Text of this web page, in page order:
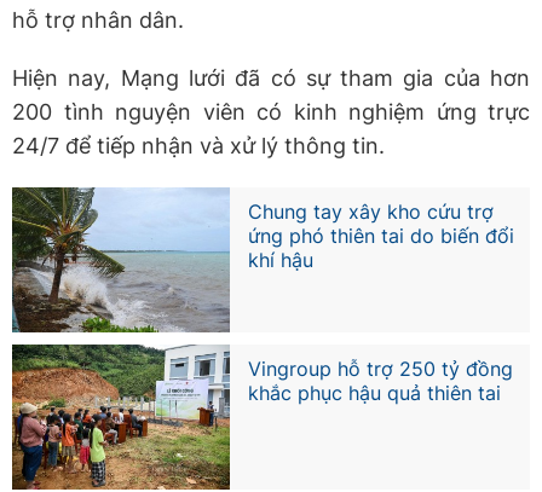
hỗ trợ nhân dân.
Hiện nay, Mạng lưới đã có sự tham gia của hơn
200 tình nguyện viên có kinh nghiệm ứng trực
24/7 để tiếp nhận và xử lý thông tin.
Chung tay xây kho cứu trợ
ứng phó thiên tai do biến đổi
khí hậu
Vingroup hỗ trợ 250 tỷ đồng
khắc phục hậu quả thiên tai